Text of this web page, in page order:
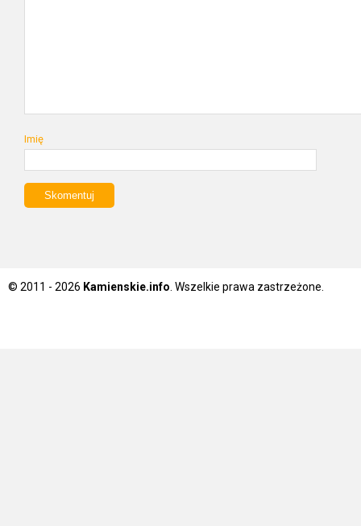
Imię
© 2011 - 2026 Kamienskie.info . Wszelkie prawa zastrzeżone.